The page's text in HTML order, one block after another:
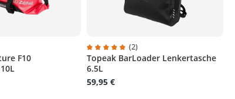
Bewertung von 4.6 von 5 Sternen
F10
Durchschnittliche Bewertung von 5
(2)
Topeak BarLoader Lenkertasche
6.5L
59,95 €